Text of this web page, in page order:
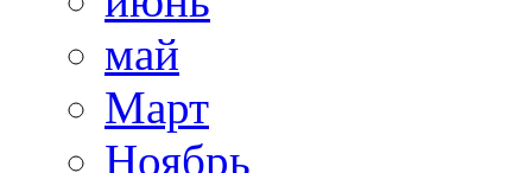
май
Март
Ноябрь